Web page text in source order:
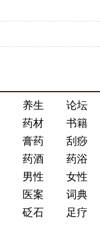
养生
论坛
药材
书籍
膏药
刮痧
药酒
药浴
男性
女性
医案
词典
砭石 足疗